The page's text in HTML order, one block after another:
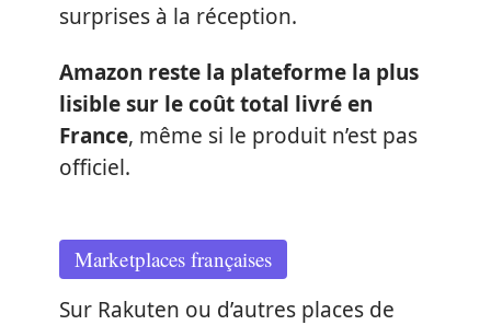
surprises à la réception.
Amazon reste la plateforme la plus
lisible sur le coût total livré en
France, même si le produit n’est pas
officiel.
Marketplaces françaises
Sur Rakuten ou d’autres places de